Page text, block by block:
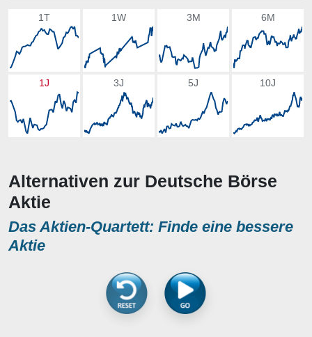
1T 1W 3M 6M
1J 3J 5J 10J
Alternativen zur Deutsche Börse
Aktie
Das Aktien-Quartett: Finde eine bessere
Aktie